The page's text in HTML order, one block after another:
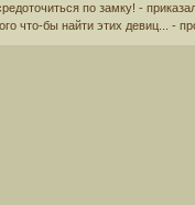
по замку! -
что-бы найти этих девиц... -